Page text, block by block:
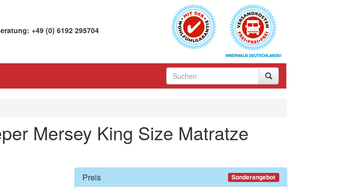
+49 (0) 6192 295704
Mersey King Size Matratze
Preis Sonderangebot